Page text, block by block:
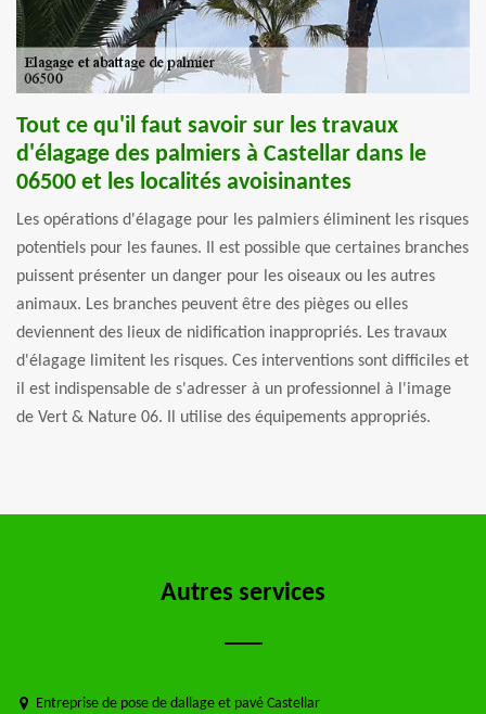
Tout ce qu'il faut savoir sur les travaux
d'élagage des palmiers à Castellar dans le
06500 et les localités avoisinantes
Les opérations d'élagage pour les palmiers éliminent les risques
potentiels pour les faunes. Il est possible que certaines branches
puissent présenter un danger pour les oiseaux ou les autres
animaux. Les branches peuvent être des pièges ou elles
deviennent des lieux de nidification inappropriés. Les travaux
d'élagage limitent les risques. Ces interventions sont difficiles et
il est indispensable de s'adresser à un professionnel à l'image
de Vert & Nature 06. Il utilise des équipements appropriés.
Autres services
Entreprise de pose de dallage et pavé Castellar